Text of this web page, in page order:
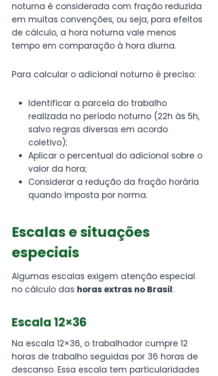
noturna é considerada com fração reduzida
em muitas convenções, ou seja, para efeitos
de cálculo, a hora noturna vale menos
tempo em comparação à hora diurna.
Para calcular o adicional noturno é preciso:
Identificar a parcela do trabalho
realizada no período noturno (22h às 5h,
salvo regras diversas em acordo
coletivo);
Aplicar o percentual do adicional sobre o
valor da hora;
Considerar a redução da fração horária
quando imposta por norma.
Escalas e situações
especiais
Algumas escalas exigem atenção especial
no cálculo das horas extras no Brasil:
Escala 12×36
Na escala 12×36, o trabalhador cumpre 12
horas de trabalho seguidas por 36 horas de
descanso. Essa escala tem particularidades